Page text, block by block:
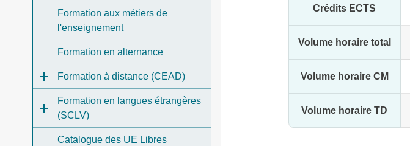
Crédits ECTS
Volume horaire total
Volume horaire CM
Volume horaire TD
Formation aux métiers de
l'enseignement
Formation en alternance
Formation à distance (CEAD)
Formation en langues étrangères
(SCLV)
Catalogue des UE Libres